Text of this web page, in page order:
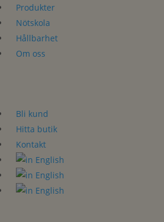
Produkter
Nötskola
Hållbarhet
Om oss
Bli kund
Hitta butik
Kontakt